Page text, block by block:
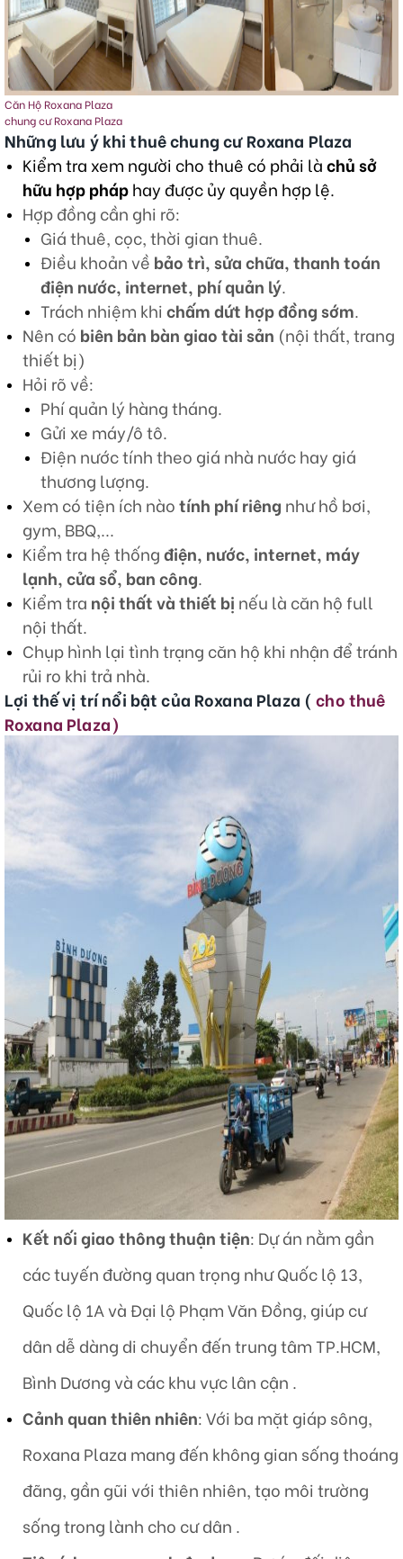
Căn Hộ Roxana Plaza
chung cư Roxana Plaza
Những lưu ý khithuê chung cư Roxana Plaza
Kiểm tra xem người cho thuê có phải làchủ sở
hữu hợp pháphay được ủy quyền hợp lệ.
Hợp đồng cần ghi rõ:
Giá thuê, cọc, thời gian thuê.
Điều khoản về bảo trì, sửa chữa, thanh toán
điện nước, internet, phí quản lý.
Trách nhiệm khichấm dứt hợp đồng sớm.
Nên có biên bản bàn giao tài sản (nội thất, trang
thiết bị)
Hỏi rõ về:
Phí quản lý hàng tháng.
Gửi xe máy/ô tô.
Điện nước tính theo giá nhà nước hay giá
thương lượng.
Xem có tiện ích nàotính phí riêng như hồ bơi,
gym, BBQ,...
Kiểm tra hệ thốngđiện, nước, internet, máy
lạnh, cửa sổ, ban công.
Kiểm tra nội thất và thiết bị nếu là căn hộ full
nội thất.
Chụp hình lại tình trạng căn hộ khi nhận để tránh
rủi ro khi trả nhà.
Lợi thế vị trí nổi bật của Roxana Plaza (cho thuê
Roxana Plaza)
Kết nối giao thông thuận tiện: Dự án nằm gần
các tuyến đường quan trọng như Quốc lộ 13,
Quốc lộ 1A và Đại lộ Phạm Văn Đồng, giúp cư
dân dễ dàng di chuyển đến trung tâm TP.HCM,
Bình Dương và các khu vực lân cận .
Cảnh quan thiên nhiên: Với ba mặt giáp sông,
Roxana Plaza mang đến không gian sống thoáng
đãng, gần gũi với thiên nhiên, tạo môi trường
sống trong lành cho cư dân .